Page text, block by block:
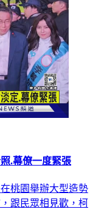
.幕僚一度緊張
桃園舉辦大型造勢
跟民眾相見歡，柯